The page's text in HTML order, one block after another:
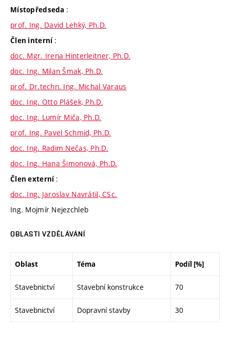
Místopředseda :
prof. Ing. David Lehký, Ph.D.
Člen interní :
doc. Mgr. Irena Hinterleitner, Ph.D.
doc. Ing. Milan Šmak, Ph.D.
prof. Dr.techn. Ing. Michal Varaus
doc. Ing. Otto Plášek, Ph.D.
doc. Ing. Lumír Miča, Ph.D.
prof. Ing. Pavel Schmid, Ph.D.
doc. Ing. Radim Nečas, Ph.D.
doc. Ing. Hana Šimonová, Ph.D.
Člen externí :
doc. Ing. Jaroslav Navrátil, CSc.
Ing. Mojmír Nejezchleb
OBLASTI VZDĚLÁVÁNÍ
Oblast Téma Podíl [%]
Stavebnictví Stavební konstrukce 70
Stavebnictví Dopravní stavby 30